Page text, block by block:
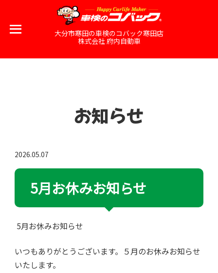
大分市寒田の車検のコバック寒田店
株式会社 府内自動車
お知らせ
2026.05.07
5月お休みお知らせ
5月お休みお知らせ
いつもありがとうございます。５月のお休みお知らせ
いたします。